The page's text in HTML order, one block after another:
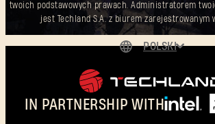
twoich podstawowych prawach. Administratorem
jest Techland S.A. z biurem zarejestrowanym
IN PARTNERSHIP WITH
POLSKI